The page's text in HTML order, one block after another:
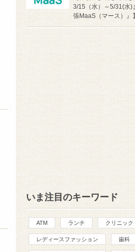
3/15（水）～5/31(水)
張MaaS（マース）』】
いま注目のキーワード
ATM ランチ クリニック
レディースファッション 歯科